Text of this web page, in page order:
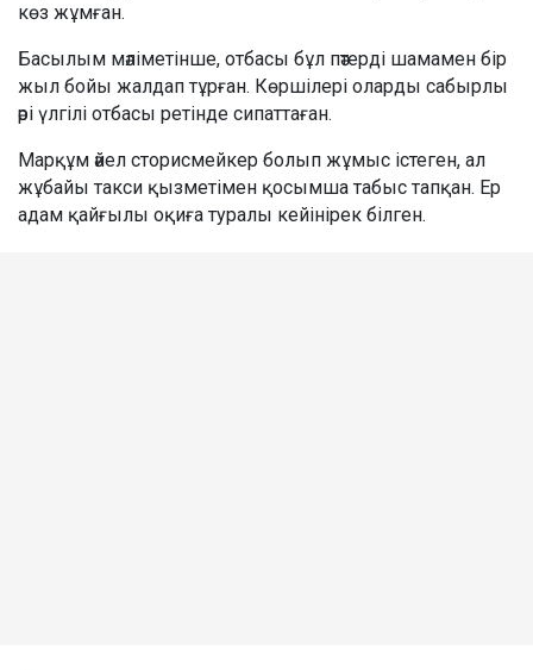
көз жұмған.
Басылым мәліметінше, отбасы бұл пәтерді шамамен бір
жыл бойы жалдап тұрған. Көршілері оларды сабырлы
әрі үлгілі отбасы ретінде сипаттаған.
Марқұм әйел сторисмейкер болып жұмыс істеген, ал
жұбайы такси қызметімен қосымша табыс тапқан. Ер
адам қайғылы оқиға туралы кейінірек білген.